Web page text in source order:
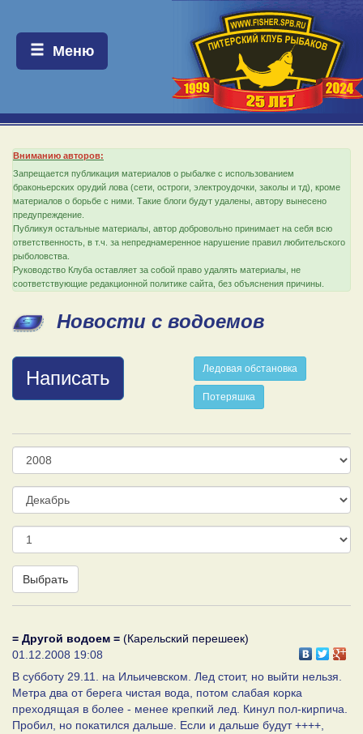
Меню:
Меню
Вниманию авторов:
Запрещается публикация материалов о рыбалке с использованием
браконьерских орудий лова (сети, остроги, электроудочки, заколы и тд), кроме
материалов о борьбе с ними. Такие блоги будут удалены, автору вынесено
предупреждение.
Публикуя остальные материалы, автор добровольно принимает на себя всю
ответственность, в т.ч. за непреднамеренное нарушение правил любительского
рыболовства.
Руководство Клуба оставляет за собой право удалять материалы, не
соответствующие редакционной политике сайта, без объяснения причины.
Новости с водоемов
Написать Ледовая обстановка
Потеряшка
Год
Месяц
День
Выбрать
= Другой водоем = (Карельский перешеек)
01.12.2008 19:08
В субботу 29.11. на Ильичевском. Лед стоит, но выйти нельзя.
Метра два от берега чистая вода, потом слабая корка
преходящая в более - менее крепкий лед. Кинул пол-кирпича.
Пробил, но покатился дальше. Если и дальше будут ++++,